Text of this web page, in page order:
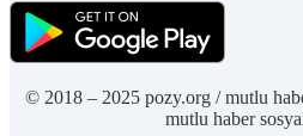
© 2018 – 2025 pozy.org / mutlu
mutlu haber